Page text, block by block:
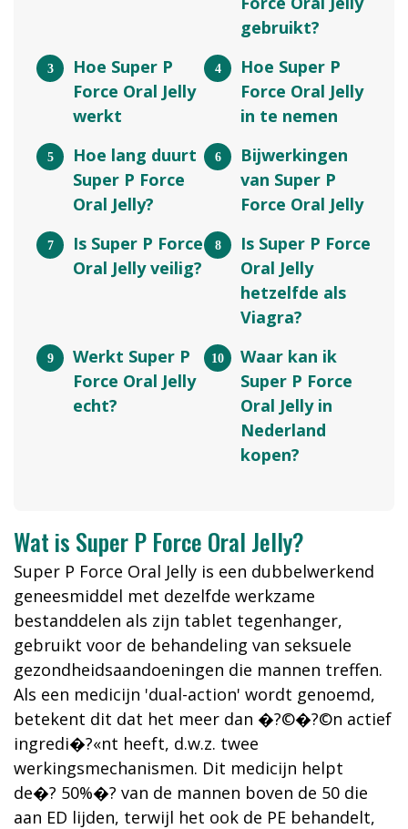
gebruikt?
Hoe Super P
Force Oral Jelly
werkt
Hoe Super P
Force Oral Jelly
in te nemen
Hoe lang duurt
Super P Force
Oral Jelly?
Bijwerkingen
van Super P
Force Oral Jelly
Is Super P Force
Oral Jelly veilig?
Is Super P Force
Oral Jelly
hetzelfde als
Viagra?
Werkt Super P
Force Oral Jelly
echt?
Waar kan ik
Super P Force
Oral Jelly in
Nederland
kopen?
Wat is Super P Force Oral Jelly?
Super P Force Oral Jelly is een dubbelwerkend
geneesmiddel met dezelfde werkzame
bestanddelen als zijn tablet tegenhanger,
gebruikt voor de behandeling van seksuele
gezondheidsaandoeningen die mannen treffen.
Als een medicijn 'dual-action' wordt genoemd,
betekent dit dat het meer dan �?©�?©n actief
ingredi�?«nt heeft, d.w.z. twee
werkingsmechanismen. Dit medicijn helpt
de�? 50%�? van de mannen boven de 50 die
aan ED lijden, terwijl het ook de PE behandelt,